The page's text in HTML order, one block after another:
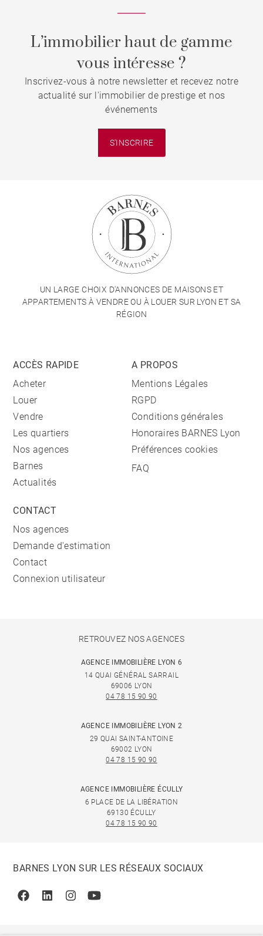
L’immobilier haut de gamme
vous intéresse ?
Inscrivez-vous à notre newsletter et recevez notre
actualité sur l'immobilier de prestige et nos
événements
S'INSCRIRE
UN LARGE CHOIX D'ANNONCES DE MAISONS ET
APPARTEMENTS À VENDRE OU À LOUER SUR LYON ET SA
RÉGION
ACCÈS RAPIDE
Acheter
Louer
Vendre
Les quartiers
Nos agences
Barnes
Actualités
A PROPOS
Mentions Légales
RGPD
Conditions générales
Honoraires BARNES Lyon
Préférences cookies
FAQ
CONTACT
Nos agences
Demande d'estimation
Contact
Connexion utilisateur
RETROUVEZ NOS AGENCES
AGENCE IMMOBILIÈRE LYON 6
14 QUAI GÉNÉRAL SARRAIL
69006 LYON
04 78 15 90 90
AGENCE IMMOBILIÈRE LYON 2
29 QUAI SAINT-ANTOINE
69002 LYON
04 78 15 90 90
AGENCE IMMOBILIÈRE ÉCULLY
6 PLACE DE LA LIBÉRATION
69130 ÉCULLY
04 78 15 90 90
BARNES LYON SUR LES RÉSEAUX SOCIAUX
FacebookLinkedinInstagramYoutube